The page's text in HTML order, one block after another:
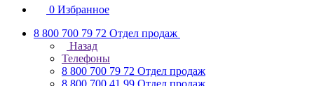
0 Избранное
8 800 700 79 72 Отдел продаж
Назад
Телефоны
8 800 700 79 72 Отдел продаж
8 800 700 41 99 Отдел продаж